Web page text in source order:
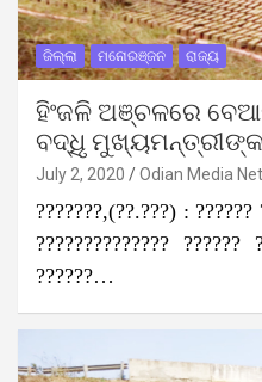
ଜିଲ୍ଲା ମନୋରଞ୍ଜନ ରାଜ୍ୟ
ହିଂଜଳି ଅଞ୍ଚଳରେ
ବଦ୍ଧୃି ମୁଖ୍ୟମନ୍ତ୍ରୀଙ୍କ
July 2, 2020 Odian Media
???????,(??.???) : ??????
??????????????
??????…